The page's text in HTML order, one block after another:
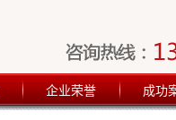
企业荣誉 成功